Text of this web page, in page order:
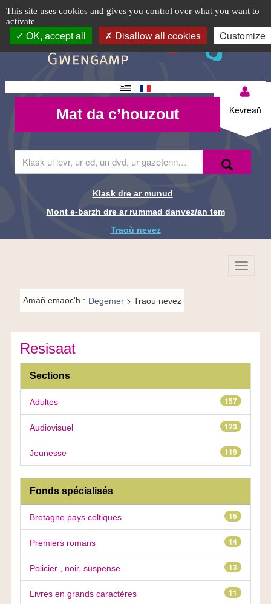
Cookie management panel
This site uses cookies and gives you control over what you want to
activate
OK, accept all Disallow all cookies Customize
TPL_C3RB_RGAA_EVITEMENT_MENU
TPL_C3RB_RGAA_EVITEMENT_CONTENT
TPL_C3RB_RGAA_EVITEMENT_LOGIN
Traoù
nevez
-
Médiathèque
Guingamp
Logo
top-
BR
Changement
de langue
Mon
compte-
Kevreañ
Mat da
c’houzout
Mat da c’houzout
Recherche-
Br
al
Liens de
Klask dre ar munud
Mont e-barzh dre ar rummad danvez/an tem
Traoù nevez
BR-fr
Fil de
navigation-
BR
Amañ emaoc'h : Degemer > Traoù nevez
Filtres
facettes
Resisaat
Sections
157
Adultes
123
Audiovisuel
119
Jeunesse
Fonds spécialisés
15
Bretagne pays celtiques
14
Premiers romans
13
Policier , noir, suspense
11
Livres en grands caractères